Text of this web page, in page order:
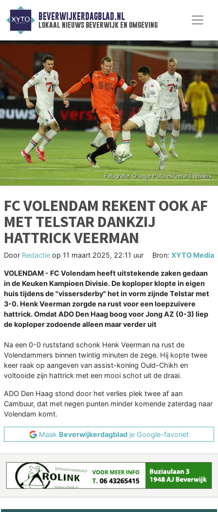
BEVERWIJKERDAGBLAD.NL
lokaal nieuws beverwijk en omgeving
FC VOLENDAM REKENT OOK AF
MET TELSTAR DANKZIJ
HATTRICK VEERMAN
Door Redactie op 11 maart 2025, 22:11 uur Bron: XYTO Media
VOLENDAM - FC Volendam heeft uitstekende zaken gedaan
in de Keuken Kampioen Divisie. De koploper klopte in eigen
huis tijdens de "vissersderby" het in vorm zijnde Telstar met
3-0. Henk Veerman zorgde na rust voor een loepzuivere
hattrick. Omdat ADO Den Haag boog voor Jong AZ (0-3) liep
de koploper zodoende alleen maar verder uit
Na een 0-0 ruststand schonk Henk Veerman na rust de
Volendammers binnen twintig minuten de zege. Hij kopte twee
keer raak op aangeven van assist-koning Ould-Chikh en
voltooide zijn hattrick met een mooi schot uit de draai.
ADO Den Haag stond door het verlies plek twee af aan
Cambuur, dat met negen punten minder komende zaterdag naar
Volendam komt.
Maak Beverwijkerdagblad je Google-favoriet